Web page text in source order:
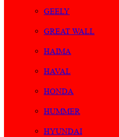
GEELY
GREAT WALL
HAIMA
HAVAL
HONDA
HUMMER
HYUNDAI